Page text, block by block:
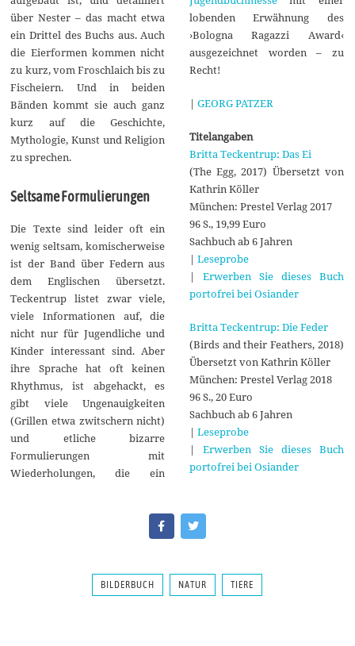
über Nester – das macht etwa
ein Drittel des Buchs aus. Auch
die Eierformen kommen nicht
zu kurz, vom Froschlaich bis zu
Fischeiern. Und in beiden
Bänden kommt sie auch ganz
kurz auf die Geschichte,
Mythologie, Kunst und Religion
zu sprechen.
Seltsame Formulierungen
Die Texte sind leider oft ein
wenig seltsam, komischerweise
ist der Band über Federn aus
dem Englischen übersetzt.
Teckentrup listet zwar viele,
viele Informationen auf, die
nicht nur für Jugendliche und
Kinder interessant sind. Aber
ihre Sprache hat oft keinen
Rhythmus, ist abgehackt, es
gibt viele Ungenauigkeiten
(Grillen etwa zwitschern nicht)
und etliche bizarre
Formulierungen mit
Wiederholungen, die ein
lobenden Erwähnung des
›Bologna Ragazzi Award‹
ausgezeichnet worden – zu
Recht!
| GEORG PATZER
Titelangaben
Britta Teckentrup: Das Ei
(The Egg, 2017) Übersetzt von
Kathrin Köller
München: Prestel Verlag 2017
96 S., 19,99 Euro
Sachbuch ab 6 Jahren
| Leseprobe
| Erwerben Sie dieses Buch
portofrei bei Osiander
Britta Teckentrup: Die Feder
(Birds and their Feathers, 2018)
Übersetzt von Kathrin Köller
München: Prestel Verlag 2018
96 S., 20 Euro
Sachbuch ab 6 Jahren
| Leseprobe
| Erwerben Sie dieses Buch
portofrei bei Osiander
BILDERBUCH NATUR TIERE